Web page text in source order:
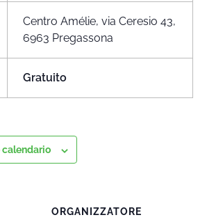
Centro Amélie, via Ceresio 43,
6963 Pregassona
Gratuito
calendario
ORGANIZZATORE